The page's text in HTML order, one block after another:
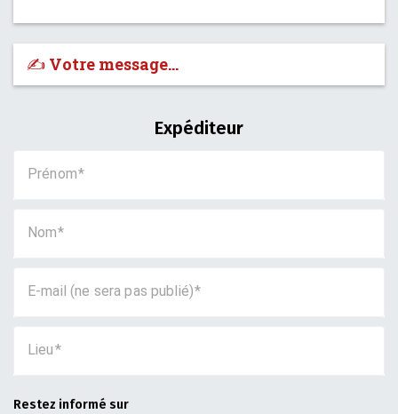
✍️ Votre message…
Expéditeur
Prénom
Nom
E-mail (ne sera pas publié)
Lieu
Restez informé sur